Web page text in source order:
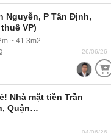
Nguyễn, P Tân Định,
VP)
~ 41.3m2
26/06/26
Nhà mặt tiền Trần
Quận…